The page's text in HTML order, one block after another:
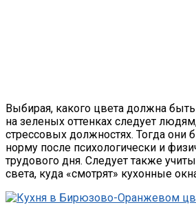
Выбирая, какого цвета должна быть
на зеленых оттенках следует
стрессовых должностях. Тогда они
норму после психологически и
трудового дня. Следует также
света, куда «смотрят» кухонные